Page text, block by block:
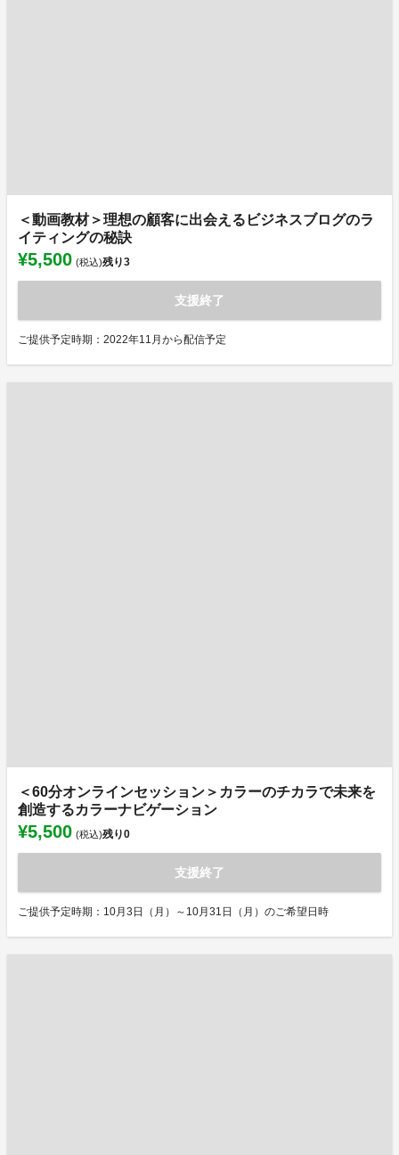
＜動画教材＞理想の顧客に出会えるビジネスブログのラ
イティングの秘訣
¥5,500 (税込)残り3
支援終了
ご提供予定時期：2022年11月から配信予定
＜60分オンラインセッション＞カラーのチカラで未来を
創造するカラーナビゲーション
¥5,500 (税込)残り0
支援終了
ご提供予定時期：10月3日（月）～10月31日（月）のご希望日時